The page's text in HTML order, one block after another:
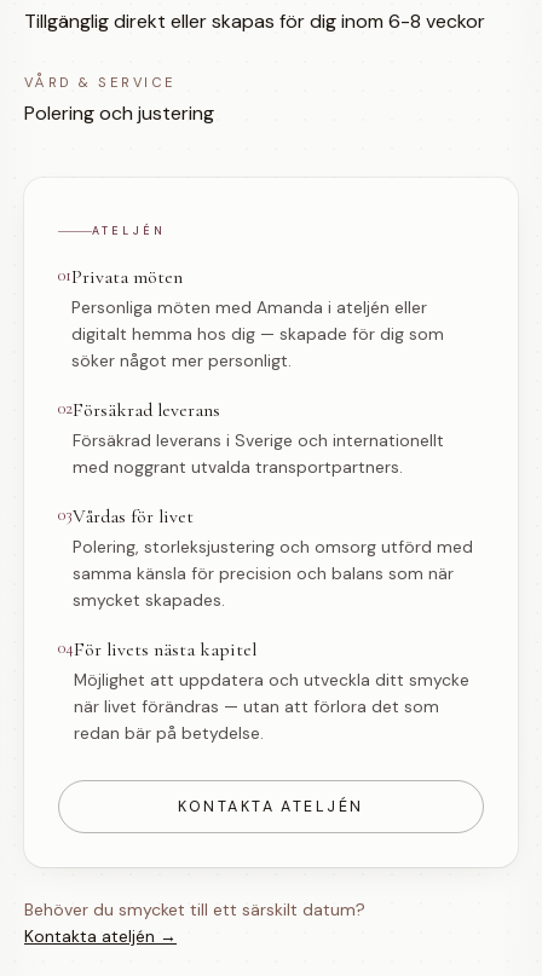
Tillgänglig direkt eller skapas för dig inom 6-8 veckor
VÅRD & SERVICE
Polering och justering
ATELJÉN
01Privata möten
Personliga möten med Amanda i ateljén eller
digitalt hemma hos dig — skapade för dig som
söker något mer personligt.
02Försäkrad leverans
Försäkrad leverans i Sverige och internationellt
med noggrant utvalda transportpartners.
03Vårdas för livet
Polering, storleksjustering och omsorg utförd med
samma känsla för precision och balans som när
smycket skapades.
04För livets nästa kapitel
Möjlighet att uppdatera och utveckla ditt smycke
när livet förändras — utan att förlora det som
redan bär på betydelse.
KONTAKTA ATELJÉN
Behöver du smycket till ett särskilt datum?
Kontakta ateljén →